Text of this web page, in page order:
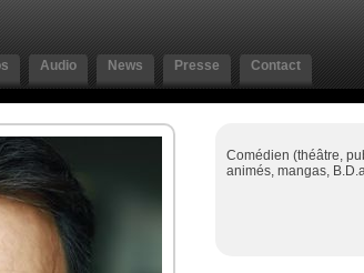
Audio News Presse Contact
Comédien (théâtre,
animés, mangas,